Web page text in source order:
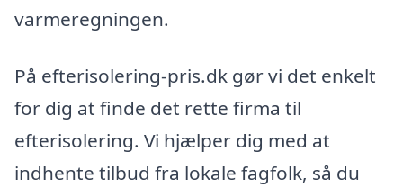
varmeregningen.
På efterisolering-pris.dk gør vi det enkelt
for dig at finde det rette firma til
efterisolering. Vi hjælper dig med at
indhente tilbud fra lokale fagfolk, så du